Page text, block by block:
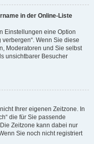
in der Online-Liste
Einstellungen eine Option
Wenn Sie diese
Moderatoren und Sie selbst
unsichtbarer Besucher
Ihrer eigenen Zeitzone. In
die für Sie passende
Zeitzone kann dabei nur
Sie noch nicht registriert